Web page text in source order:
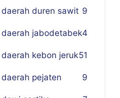
duren sawit 9
jabodetabek4
kebon jeruk51
pejaten 9